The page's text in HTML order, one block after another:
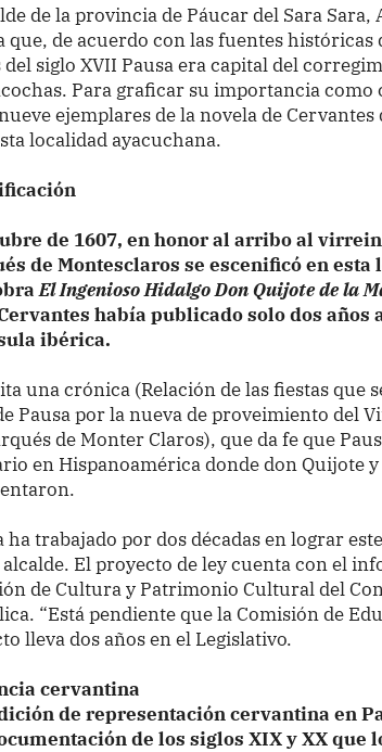
de la provincia de Páucar del Sara Sara,
que, de acuerdo con las fuentes históricas
siglo XVII Pausa era capital del
Para graficar su importancia
ejemplares de la novela de
localidad ayacuchana.
de 1607, en honor al arribo al
de Montesclaros se escenificó en esta
El Ingenioso Hidalgo Don Quijote de la
había publicado solo dos años
ibérica.
una crónica (Relación de las fiestas que
Pausa por la nueva de proveimiento del
de Monter Claros), que da fe que
en Hispanoamérica donde don Quijote y
ha trabajado por dos décadas en lograr
El proyecto de ley cuenta con el
de Cultura y Patrimonio Cultural del
“Está pendiente que la Comisión de
lleva dos años en el Legislativo.
cervantina
de representación cervantina en
de los siglos XIX y XX que